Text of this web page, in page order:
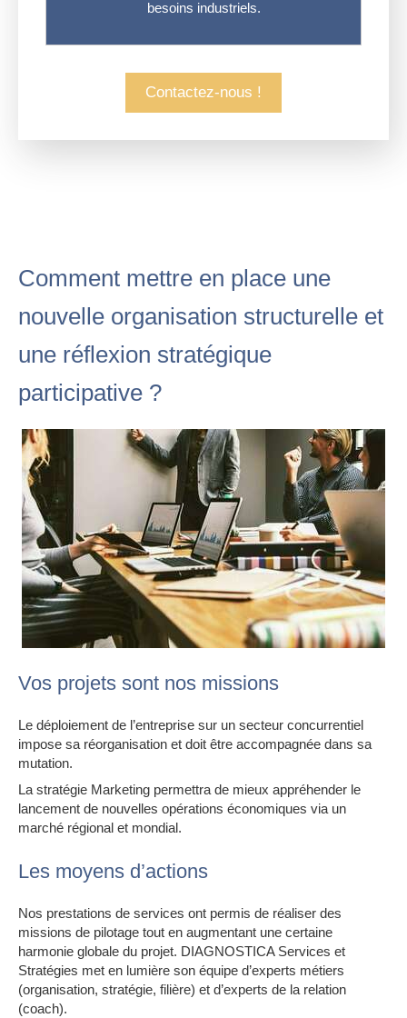
besoins industriels.
Contactez-nous !
Comment mettre en place une
nouvelle organisation structurelle et
une réflexion stratégique
participative ?
Vos projets sont nos missions
Le déploiement de l’entreprise sur un secteur concurrentiel
impose sa réorganisation et doit être accompagnée dans sa
mutation.
La stratégie Marketing permettra de mieux appréhender le
lancement de nouvelles opérations économiques via un
marché régional et mondial.
Les moyens d’actions
Nos prestations de services ont permis de réaliser des
missions de pilotage tout en augmentant une certaine
harmonie globale du projet. DIAGNOSTICA Services et
Stratégies met en lumière son équipe d’experts métiers
(organisation, stratégie, filière) et d’experts de la relation
(coach).